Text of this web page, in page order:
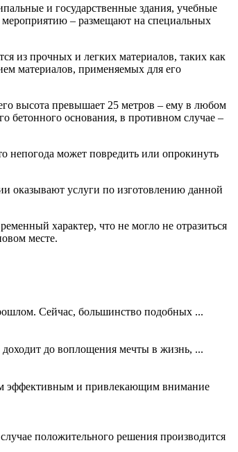
и государственные здания, учебные
– размещают на специальных
из прочных и легких материалов, таких как
материалов, применяемых для его
высота превышает 25 метров – ему в любом
бетонного основания, в противном случае –
непогода может повредить или опрокинуть
оказывают услуги по изготовлению данной
характер, что не могло не отразиться
месте.
Сейчас, большинство подобных ...
доходит до воплощения мечты в жизнь, ...
эффективным и привлекающим внимание
положительного решения производится